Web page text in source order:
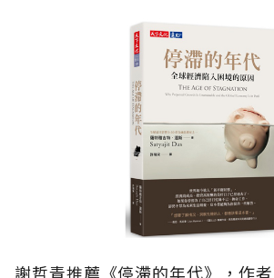
謝哲青推薦《停滯的年代》，作